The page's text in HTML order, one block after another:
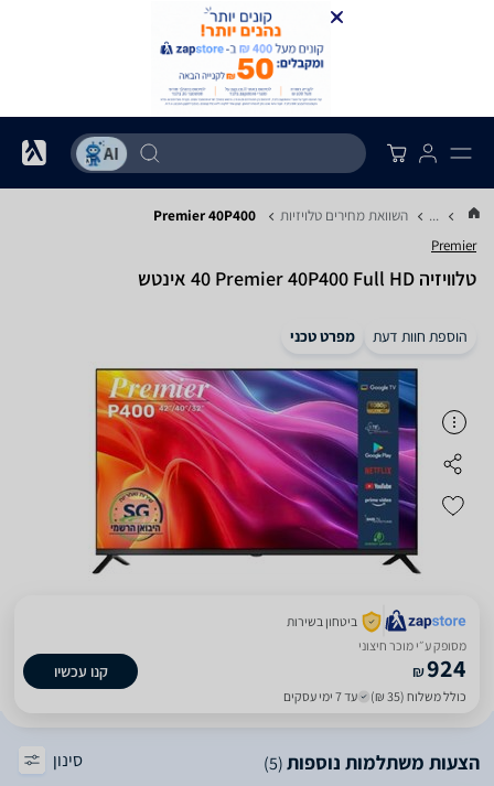
... השוואת מחירים טלויזיות Premier 40P400
Premier
טלוויזיה Premier 40P400 Full HD ‏40 ‏אינטש
הוספת חוות דעת מפרט טכני
ביטחון בשירות
מסופק ע״י מוכר חיצוני
₪924
כולל משלוח (35 ₪) עד 7 ימי עסקים
קנו עכשיו
הצעות משתלמות נוספות(5) סינון